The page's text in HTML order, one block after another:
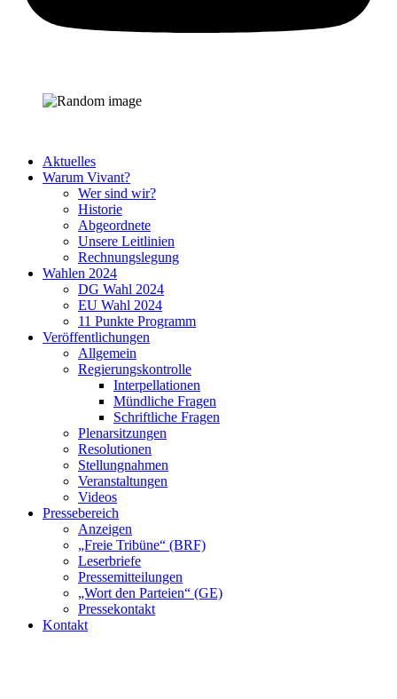
Aktuelles
Warum Vivant?
Wer sind wir?
Historie
Abgeordnete
Unsere Leitlinien
Rechnungslegung
Wahlen 2024
DG Wahl 2024
EU Wahl 2024
11 Punkte Programm
Veröffentlichungen
Allgemein
Regierungskontrolle
Interpellationen
Mündliche Fragen
Schriftliche Fragen
Plenarsitzungen
Resolutionen
Stellungnahmen
Veranstaltungen
Videos
Pressebereich
Anzeigen
„Freie Tribüne“ (BRF)
Leserbriefe
Pressemitteilungen
„Wort den Parteien“ (GE)
Pressekontakt
Kontakt